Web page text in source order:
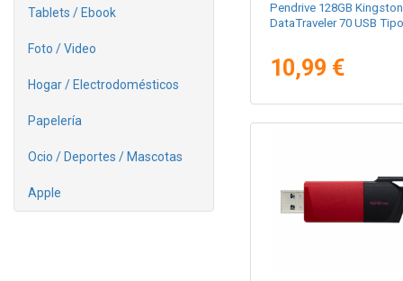
Tablets / Ebook
Foto / Video
Hogar / Electrodomésticos
Papelería
Ocio / Deportes / Mascotas
Apple
Pendrive 128GB Kingston
DataTraveler 70 USB
10,99 €